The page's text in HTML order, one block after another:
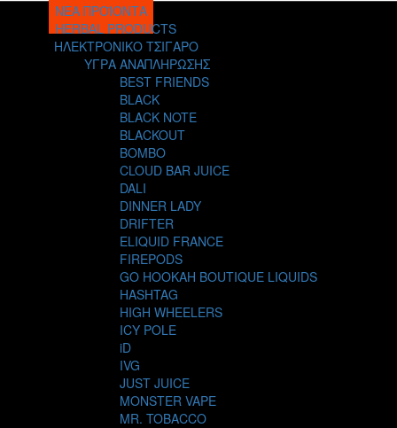
ΝΕΑ ΠΡΟΪΟΝΤΑ
HERBAL PRODUCTS
ΗΛΕΚΤΡΟΝΙΚΟ ΤΣΙΓΑΡΟ
ΥΓΡΑ ΑΝΑΠΛΗΡΩΣΗΣ
BEST FRIENDS
BLACK
BLACK NOTE
BLACKOUT
BOMBO
CLOUD BAR JUICE
DALI
DINNER LADY
DRIFTER
ELIQUID FRANCE
FIREPODS
GO HOOKAH BOUTIQUE LIQUIDS
HASHTAG
HIGH WHEELERS
ICY POLE
iD
IVG
JUST JUICE
MONSTER VAPE
MR. TOBACCO